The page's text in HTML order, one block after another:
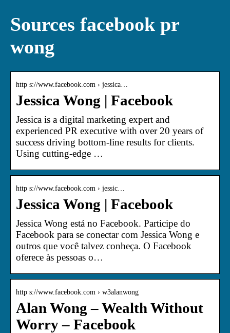
Sources facebook pr
wong
http s://www.facebook.com › jessica…
Jessica Wong | Facebook
Jessica is a digital marketing expert and
experienced PR executive with over 20 years of
success driving bottom-line results for clients.
Using cutting-edge …
http s://www.facebook.com › jessic…
Jessica Wong | Facebook
Jessica Wong está no Facebook. Participe do
Facebook para se conectar com Jessica Wong e
outros que você talvez conheça. O Facebook
oferece às pessoas o…
http s://www.facebook.com › w3alanwong
Alan Wong – Wealth Without
Worry – Facebook